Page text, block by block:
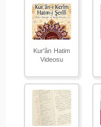
Kur'ân Hatim
Videosu